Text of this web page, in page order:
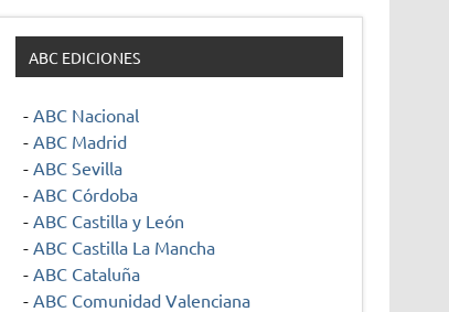
ABC EDICIONES
- ABC Nacional
- ABC Madrid
- ABC Sevilla
- ABC Córdoba
- ABC Castilla y León
- ABC Castilla La Mancha
- ABC Cataluña
- ABC Comunidad Valenciana